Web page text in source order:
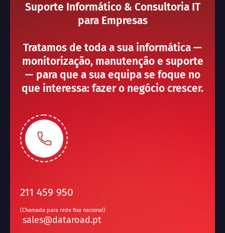
Suporte Informático & Consultoria IT
para Empresas
Tratamos de toda a sua informática —
monitorização, manutenção e suporte
— para que a sua equipa se foque no
que interessa: fazer o negócio crescer.
211 459 950
(Chamada para rede fixa nacional)
sales@dataroad.pt